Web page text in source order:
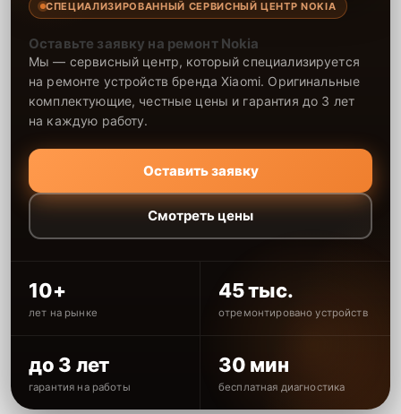
СПЕЦИАЛИЗИРОВАННЫЙ СЕРВИСНЫЙ ЦЕНТР NOKIA
Оставьте заявку на ремонт Nokia
Мы — сервисный центр, который специализируется
на ремонте устройств бренда Xiaomi. Оригинальные
комплектующие, честные цены и гарантия до 3 лет
на каждую работу.
Оставить заявку
Смотреть цены
10+
лет на рынке
45 тыс.
отремонтировано устройств
до 3 лет
гарантия на работы
30 мин
бесплатная диагностика